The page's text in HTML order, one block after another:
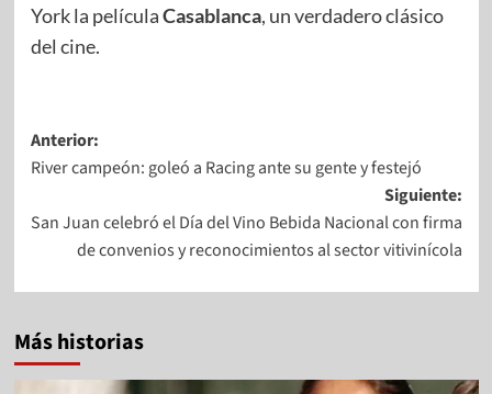
York la películaCasablanca, un verdadero clásico
del cine.
Anterior:
River campeón: goleó a Racing ante su gente y festejó
Siguiente:
San Juan celebró el Día del Vino Bebida Nacional con firma
de convenios y reconocimientos al sector vitivinícola
Más historias